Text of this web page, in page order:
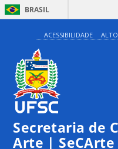
BRASIL
ACESSIBILIDADE
Secretaria de
Arte | SeCArte